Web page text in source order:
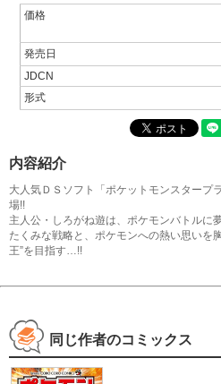
価格
発売日
JDCN
形式
内容紹介
大人気ＤＳソフト「ポケットモンスタープ
場!!
主人公・しろがね遊は、ポケモンバトルに
たくみな戦略と、ポケモンへの熱い思いを
王”を目指す…!!
同じ作者のコミックス